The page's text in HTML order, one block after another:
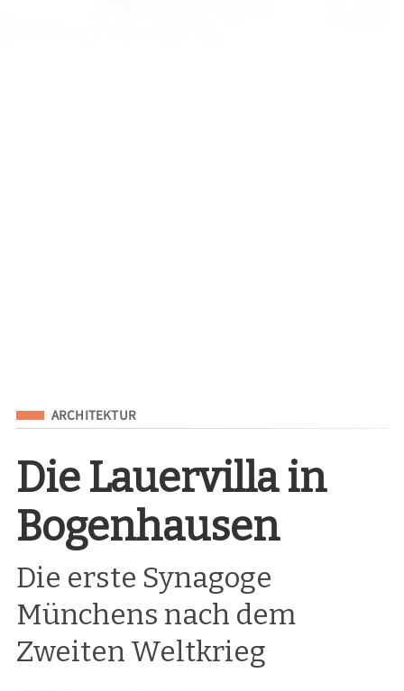
Eingeordnet unter
ARCHITEKTUR
Die Lauervilla in
Bogenhausen
Die erste Synagoge
Münchens nach dem
Zweiten Weltkrieg